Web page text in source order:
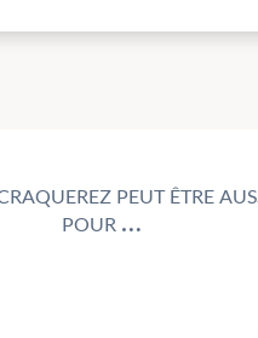
peut être
pour …